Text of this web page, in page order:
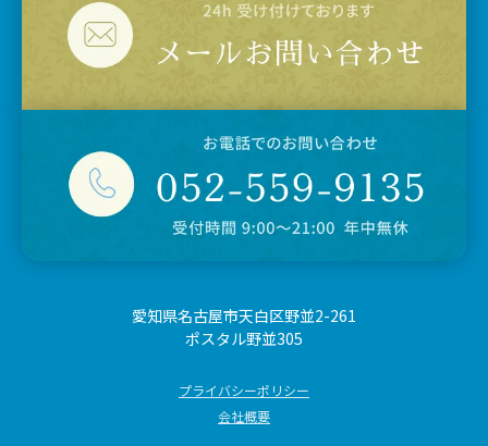
愛知県名古屋市天白区野並2-261
ポスタル野並305
プライバシーポリシー
会社概要